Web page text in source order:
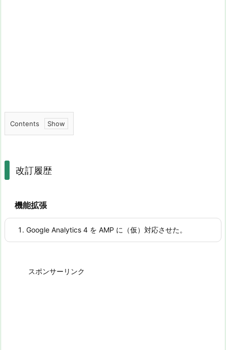
Contents
訂
履
改訂履歴
機能拡張
Google Analytics 4 を AMP に（仮）対応させた。
スポンサーリンク